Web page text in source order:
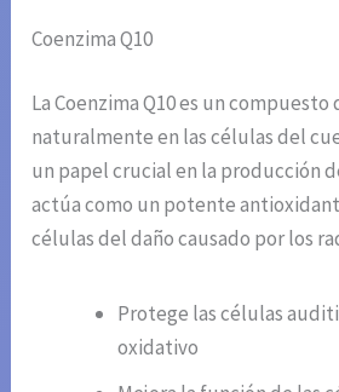
Coenzima Q10
La Coenzima Q10 es un
naturalmente en las células del
un papel crucial en la producción
actúa como un potente
células del daño causado por los
Protege las células
oxidativo